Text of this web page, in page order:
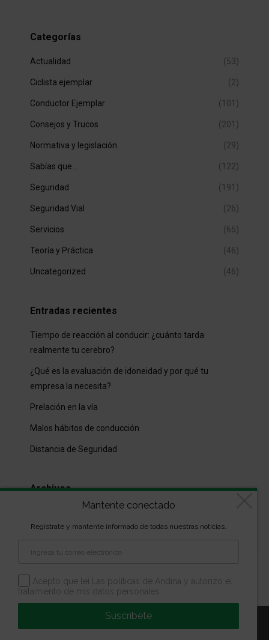
Categorías
Actualidad (53)
Ciclista ejemplar (2)
Conductor Ejemplar (101)
Consejos y Trucos (201)
Normativa y legislación (29)
Sabías que… (122)
Seguridad (191)
Seguridad Vial (26)
Servicios (65)
Teoría y Práctica (46)
Uncategorized (46)
Entradas recientes
Tiempo de reacción al conducir: ¿cuánto tarda
realmente tu cerebro?
¿Qué es la evaluación de idoneidad y por qué tu
empresa la necesita?
Prelación en la vía
Malos hábitos de conducción
Distancia de Seguridad
Archivos
propiedad de la Escuela Andina | Todos los derechos
reservados
Política de Privacidad
Mantente conectado
Regístrate y mantente informado de todas nuestras noticias.
Acepto que leí Las políticas de Andina y autorizo el
tratamiento de mis datos personales.
Suscríbete